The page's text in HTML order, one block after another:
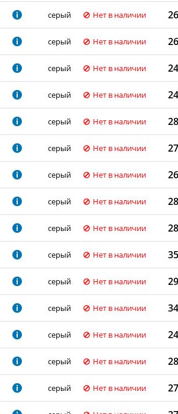
серый Нет в наличии
серый Нет в наличии
серый Нет в наличии
серый Нет в наличии
серый Нет в наличии
серый Нет в наличии
серый Нет в наличии
серый Нет в наличии
серый Нет в наличии
серый Нет в наличии
серый Нет в наличии
серый Нет в наличии
серый Нет в наличии
серый Нет в наличии
серый Нет в наличии